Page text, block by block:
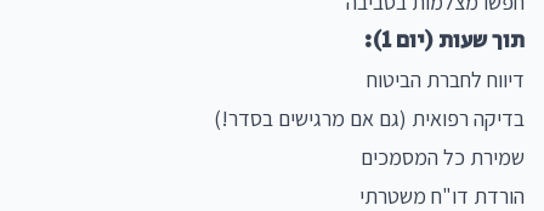
תוך שעות (יום 1):
דיווח לחברת הביטוח
בדיקה רפואית (גם אם מרגישים בסדר!)
שמירת כל המסמכים
הורדת דו"ח משטרתי